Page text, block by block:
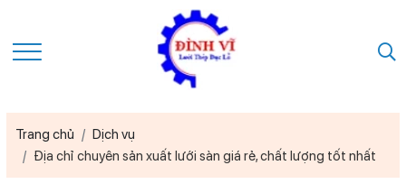
Trang chủ
Dịch vụ
Địa chỉ chuyên sản xuất lưới sàn giá rẻ, chất lượng tốt nhất